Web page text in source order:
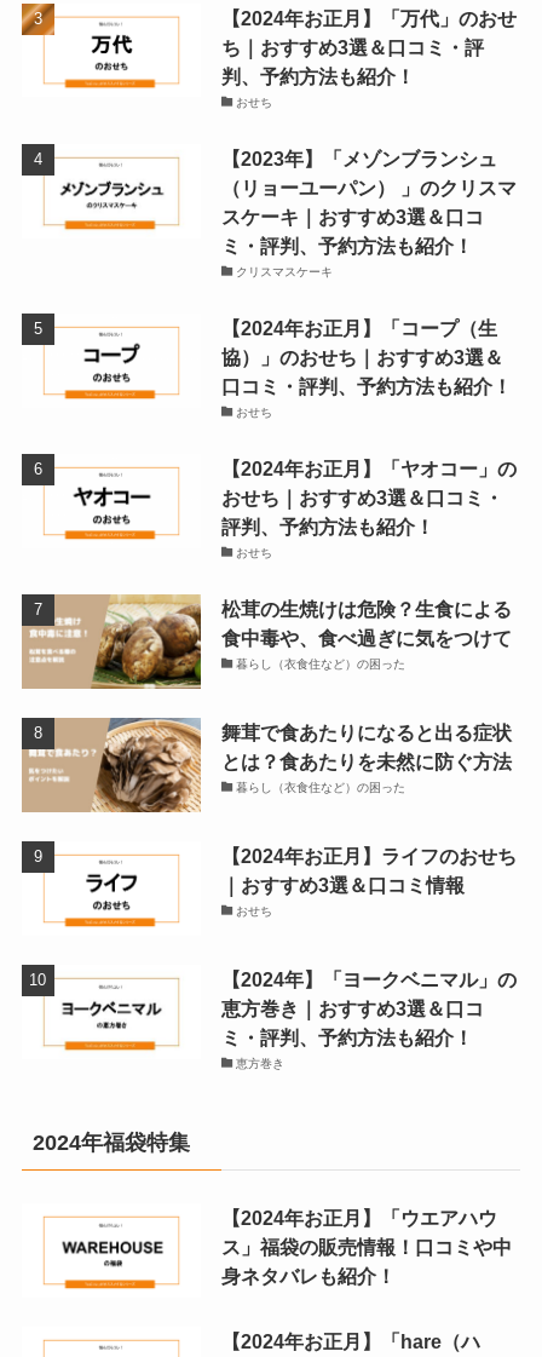
【2024年お正月】「万代」のおせ
ち｜おすすめ3選＆口コミ・評
判、予約方法も紹介！
おせち
【2023年】「メゾンブランシュ
（リョーユーパン） 」のクリスマ
スケーキ｜おすすめ3選＆口コ
ミ・評判、予約方法も紹介！
クリスマスケーキ
【2024年お正月】「コープ（生
協）」のおせち｜おすすめ3選＆
口コミ・評判、予約方法も紹介！
おせち
【2024年お正月】「ヤオコー」の
おせち｜おすすめ3選＆口コミ・
評判、予約方法も紹介！
おせち
松茸の生焼けは危険？生食による
食中毒や、食べ過ぎに気をつけて
暮らし（衣食住など）の困った
舞茸で食あたりになると出る症状
とは？食あたりを未然に防ぐ方法
暮らし（衣食住など）の困った
【2024年お正月】ライフのおせち
｜おすすめ3選＆口コミ情報
おせち
【2024年】「ヨークベニマル」の
恵方巻き｜おすすめ3選＆口コ
ミ・評判、予約方法も紹介！
恵方巻き
2024年福袋特集
【2024年お正月】「ウエアハウ
ス」福袋の販売情報！口コミや中
身ネタバレも紹介！
【2024年お正月】「hare（ハ